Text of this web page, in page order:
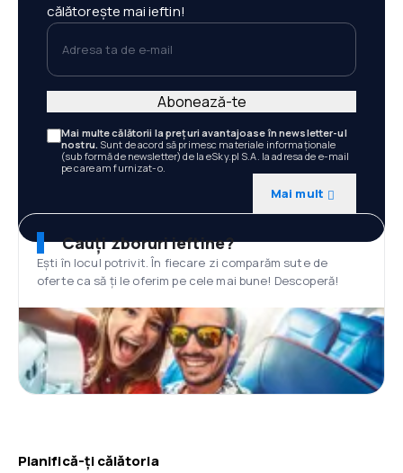
călătorește mai ieftin!
Adresa ta de e-mail
Mai multe călătorii la prețuri avantajoase în newsletter-ul
nostru. Sunt de acord să primesc materiale informaționale
(sub formă de newsletter) de la eSky.pl S.A. la adresa de e-mail
pe care am furnizat-o.
Mai mult
Abonează-te
Cauți zboruri ieftine?
Ești în locul potrivit. În fiecare zi comparăm sute de
oferte ca să ți le oferim pe cele mai bune! Descoperă!
Planifică-ți călătoria